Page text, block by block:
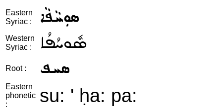
Eastern
Syriac :
ܣܘܼܚܵܦܵܐ
Western
Syriac :
ܣܽܘܚܳܦܳܐ
Root : ܣܚܦ
Eastern
phonetic
:
su: ' ḥa: pa: